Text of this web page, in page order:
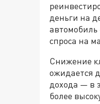
деньги на
автомобиль
спроса на
Снижение
ожидается
дохода — в
более